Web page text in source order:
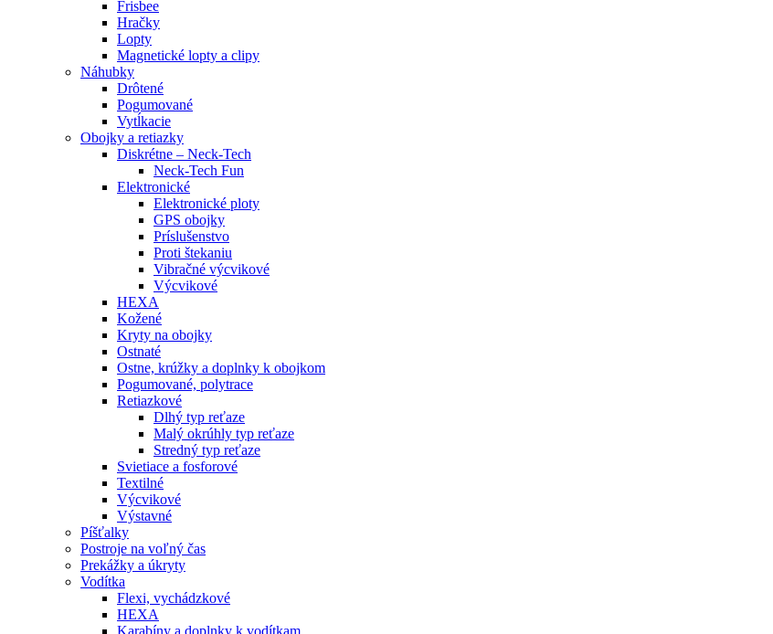
Frisbee
Hračky
Lopty
Magnetické lopty a clipy
Náhubky
Drôtené
Pogumované
Vytĺkacie
Obojky a retiazky
Diskrétne – Neck-Tech
Neck-Tech Fun
Elektronické
Elektronické ploty
GPS obojky
Príslušenstvo
Proti štekaniu
Vibračné výcvikové
Výcvikové
HEXA
Kožené
Kryty na obojky
Ostnaté
Ostne, krúžky a doplnky k obojkom
Pogumované, polytrace
Retiazkové
Dlhý typ reťaze
Malý okrúhly typ reťaze
Stredný typ reťaze
Svietiace a fosforové
Textilné
Výcvikové
Výstavné
Píšťalky
Postroje na voľný čas
Prekážky a úkryty
Vodítka
Flexi, vychádzkové
HEXA
Karabíny a doplnky k vodítkam